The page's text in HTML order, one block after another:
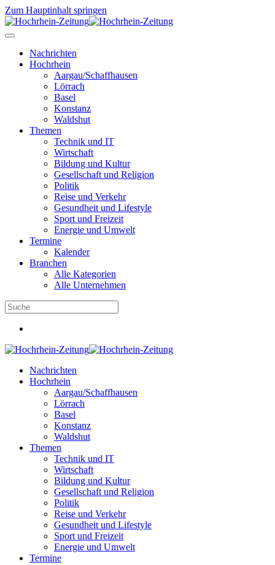
Zum Hauptinhalt springen
Nachrichten
Hochrhein
Aargau/Schaffhausen
Lörrach
Basel
Konstanz
Waldshut
Themen
Technik und IT
Wirtschaft
Bildung und Kultur
Gesellschaft und Religion
Politik
Reise und Verkehr
Gesundheit und Lifestyle
Sport und Freizeit
Energie und Umwelt
Termine
Kalender
Branchen
Alle Kategorien
Alle Unternehmen
Nachrichten
Hochrhein
Aargau/Schaffhausen
Lörrach
Basel
Konstanz
Waldshut
Themen
Technik und IT
Wirtschaft
Bildung und Kultur
Gesellschaft und Religion
Politik
Reise und Verkehr
Gesundheit und Lifestyle
Sport und Freizeit
Energie und Umwelt
Termine